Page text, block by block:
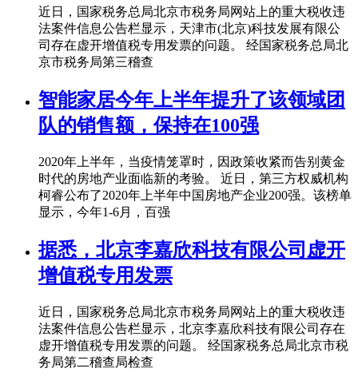
近日，国家税务总局北京市税务局网站上的重大税收违
法案件信息公告栏显示，天津市(北京)科技发展有限公
司存在虚开增值税专用发票的问题。 经国家税务总局北
京市税务局第三稽查
智能家居今年上半年提升了该领域团
队的销售额，保持在100强
2020年上半年，当疫情笼罩时，因政策收紧而告别黄金
时代的房地产业面临新的考验。 近日，第三方权威机构
柯睿公布了2020年上半年中国房地产企业200强。该榜单
显示，今年1-6月，百强
据悉，北京李嘉欣科技有限公司虚开
增值税专用发票
近日，国家税务总局北京市税务局网站上的重大税收违
法案件信息公告栏显示，北京李嘉欣科技有限公司存在
虚开增值税专用发票的问题。 经国家税务总局北京市税
务局第二稽查局检查